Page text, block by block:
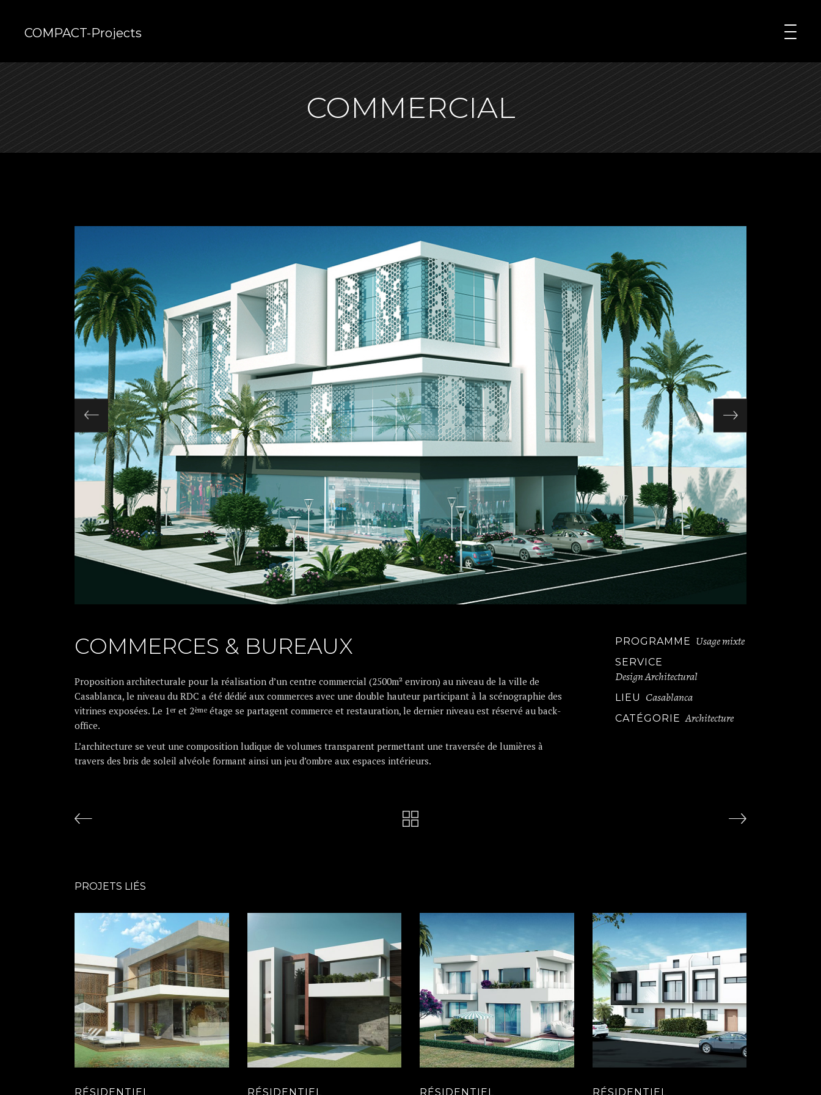
COMPACT-Projects
COMMERCIAL
COMMERCES & BUREAUX
Proposition architecturale pour la réalisation d’un centre commercial (2500m² environ) au niveau de la ville de
Casablanca, le niveau du RDC a été dédié aux commerces avec une double hauteur participant à la scénographie des
vitrines exposées. Le 1er et 2ème étage se partagent commerce et restauration, le dernier niveau est réservé au back-
office.
L’architecture se veut une composition ludique de volumes transparent permettant une traversée de lumières à
travers des bris de soleil alvéole formant ainsi un jeu d’ombre aux espaces intérieurs.
PROGRAMME Usage mixte
SERVICE
Design Architectural
LIEU Casablanca
CATÉGORIE Architecture
PROJETS LIÉS
RÉSIDENTIEL RÉSIDENTIEL RÉSIDENTIEL RÉSIDENTIEL